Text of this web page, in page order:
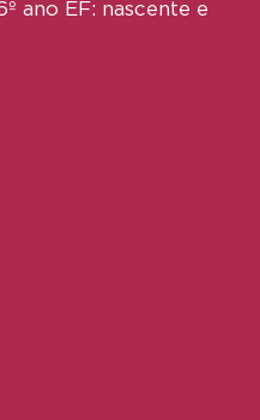
ano EF: nascente e